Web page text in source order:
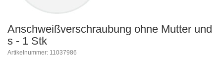
Anschweißverschraubung ohne Mutter und
s - 1 Stk
Artikelnummer: 11037986